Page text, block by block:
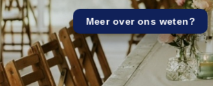
Meer over ons weten?